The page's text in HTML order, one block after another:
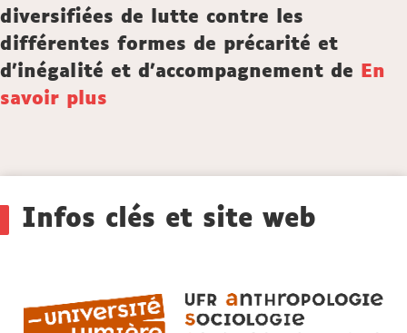
diversifiées de lutte contre les
différentes formes de précarité et
d'inégalité et d'accompagnement de
En
savoir plus
Infos clés et site web